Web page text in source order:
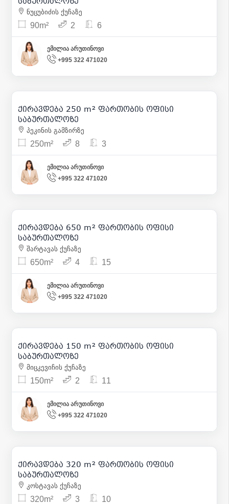
ნუცუბიძის ქუჩაზე
90m² 2 6
ემილია არუთინოვი
+995 322 471020
11
4 500 | m² 18
ქირავდება 250 m² ფართობის ოფისი
საბურთალოზე
პეკინის გამზირზე
250m² 8 3
ემილია არუთინოვი
+995 322 471020
43
6 000 | m² 9
ქირავდება 650 m² ფართობის ოფისი
საბურთალოზე
შარტავას ქუჩაზე
650m² 4 15
ემილია არუთინოვი
+995 322 471020
13
1 600 | m² 11
ქირავდება 150 m² ფართობის ოფისი
საბურთალოზე
მიცკევიჩის ქუჩაზე
150m² 2 11
ემილია არუთინოვი
+995 322 471020
8
8 000 | m² 25
ქირავდება 320 m² ფართობის ოფისი
საბურთალოზე
კოსტავას ქუჩაზე
320m² 3 10